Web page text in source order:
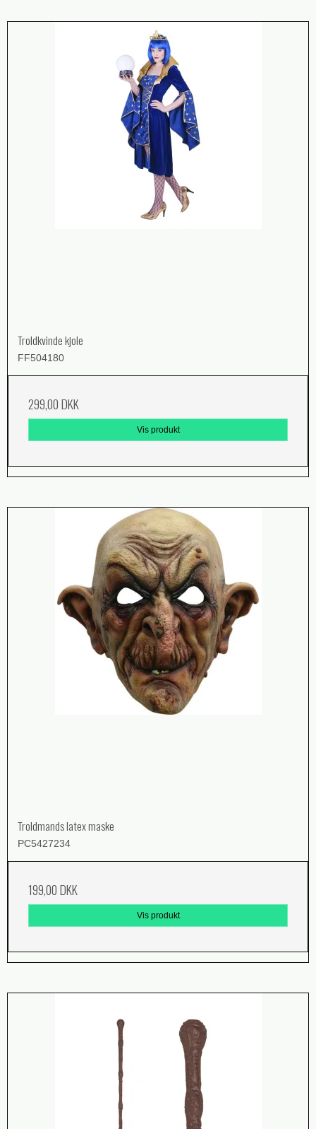
Troldkvinde kjole
FF504180
299,00 DKK
Vis produkt
Troldmands latex maske
PC5427234
199,00 DKK
Vis produkt